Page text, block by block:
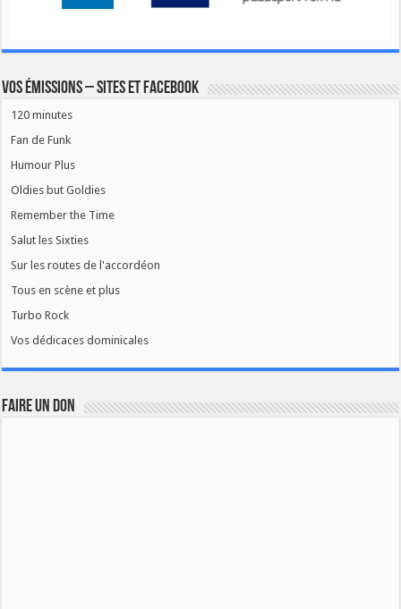
Vos émissions – Sites et Facebook
120 minutes
Fan de Funk
Humour Plus
Oldies but Goldies
Remember the Time
Salut les Sixties
Sur les routes de l'accordéon
Tous en scène et plus
Turbo Rock
Vos dédicaces dominicales
FAIRE UN DON